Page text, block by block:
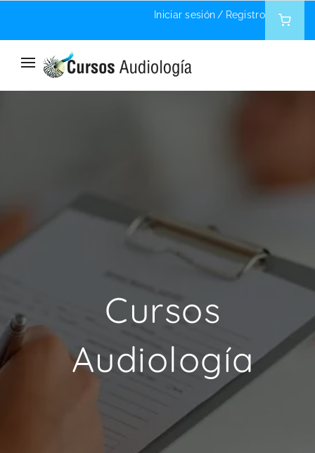
Iniciar sesión / Registro
Gestión Empresarial
Cursos
Audiología